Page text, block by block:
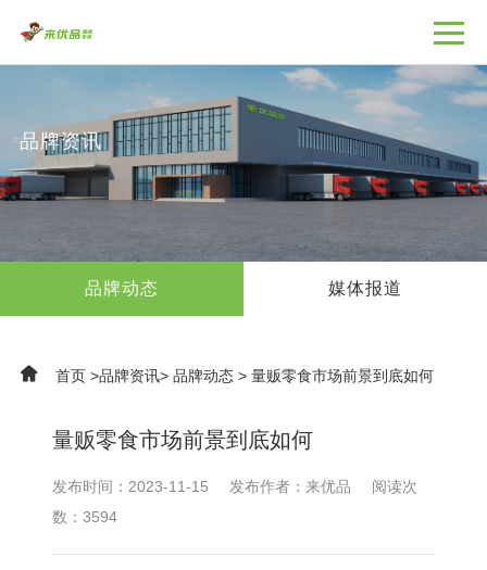
品牌资讯
品牌动态 媒体报道
首页>品牌资讯> 品牌动态> 量贩零食市场前景到底如何
量贩零食市场前景到底如何
发布时间：2023-11-15 发布作者：来优品
阅读次
数：3594